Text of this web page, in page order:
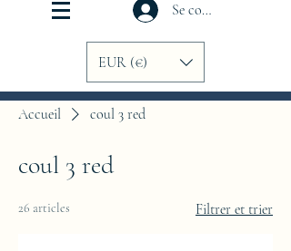
Se connecter
EUR (€)
Accueil coul 3 red
coul 3 red
26 articles Filtrer et trier